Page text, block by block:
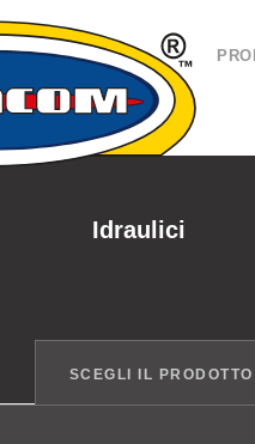
Idraulici
SCEGLI IL PRODOTTO